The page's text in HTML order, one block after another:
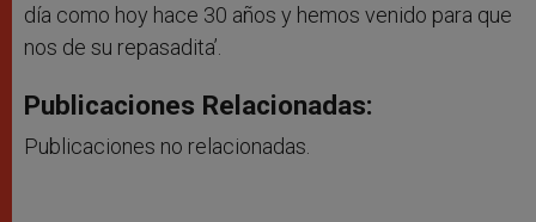
día como hoy hace 30 años y hemos venido para que
nos de su repasadita’.
Publicaciones Relacionadas:
Publicaciones no relacionadas.